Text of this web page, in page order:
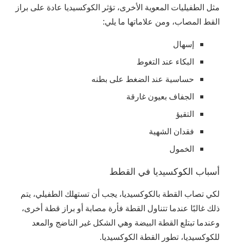
مثل الطفيليات المعوية الأخرى، تؤثر الكوكسيديا عادة على براز
القط المصاب، ومن علاماتها ما يلي:
إسهال
البكاء عند التغوط
حساسية عند الضغط على بطنه
الجفاف بعيون غارقة
التقيؤ
فقدان الشهية
الخمول
أسباب الكوكسيديا في القطط
لكي تصاب القطة بالكوكسيديا، يجب أن تستهلك الطفيلي، يتم
ذلك غالبًا عندما تتناول القطة فأرة مصابة أو براز قطة أخرى،
وعندما تبتلع القطة البيضة وهي الشكل غير الناضج والمعد
للكوكسيديا، تطور القطة الكوكسيديا.